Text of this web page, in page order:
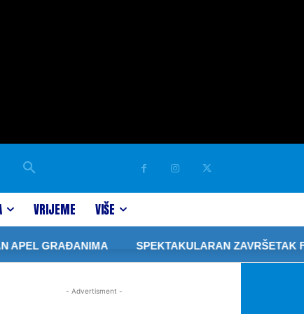
VRIJEME VIŠE
GRAĐANIMA
SPEKTAKULARAN ZAVRŠETAK
- Advertisment -